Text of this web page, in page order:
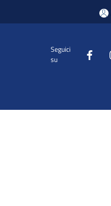
Seguici
su